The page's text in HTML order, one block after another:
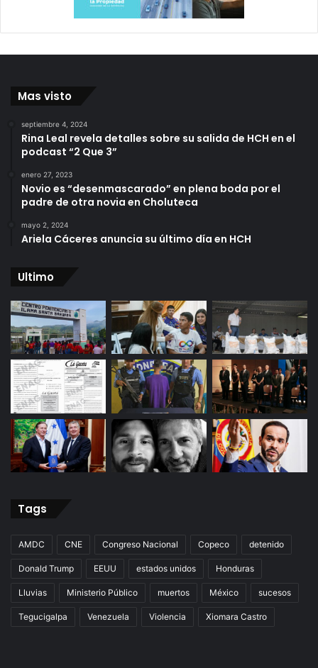
Mas visto
septiembre 4, 2024
Rina Leal revela detalles sobre su salida de HCH en el
podcast “2 Que 3”
enero 27, 2023
Novio es “desenmascarado” en plena boda por el
padre de otra novia en Choluteca
mayo 2, 2024
Ariela Cáceres anuncia su último día en HCH
Ultimo
Tags
AMDC CNE Congreso Nacional Copeco detenido
Donald Trump EEUU estados unidos Honduras
Lluvias Ministerio Público muertos México sucesos
Tegucigalpa Venezuela Violencia Xiomara Castro